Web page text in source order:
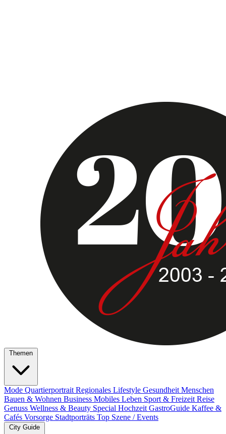
Themen
Mode Quartierportrait Regionales Lifestyle Gesundheit Menschen
Bauen & Wohnen Business Mobiles Leben Sport & Freizeit Reise
Genuss Wellness & Beauty Special Hochzeit GastroGuide Kaffee &
Cafés Vorsorge Stadtporträts Top Szene / Events
City Guide